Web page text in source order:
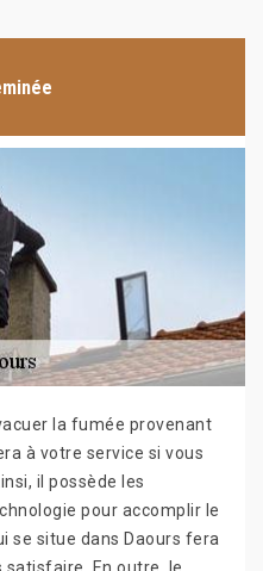
la fumée provenant
à votre service si vous
il possède les
pour accomplir le
se situe dans Daours fera